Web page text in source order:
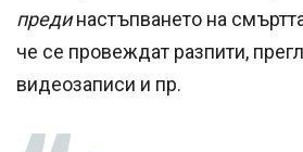
прединастъпването на
че се провеждат разпити,
видеозаписи и пр.